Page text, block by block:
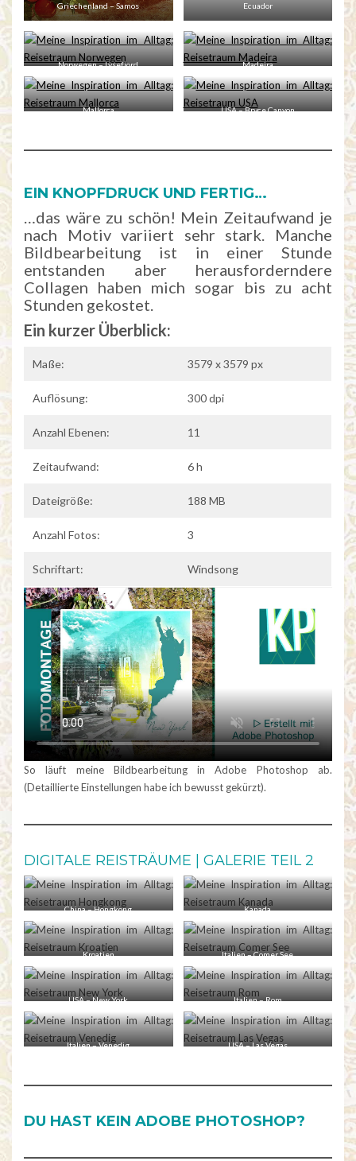
Griechenland – Samos Ecuador
Norwegen – Lysefjord Madeira
Mallorca USA – Bryce Canyon
EIN KNOPFDRUCK UND FERTIG…
…das wäre zu schön! Mein Zeitaufwand je
nach Motiv variiert sehr stark. Manche
Bildbearbeitung ist in einer Stunde
entstanden aber herausforderndere
Collagen haben mich sogar bis zu acht
Stunden gekostet.
Ein kurzer Überblick:
Maße: 3579 x 3579 px
Auflösung: 300 dpi
Anzahl Ebenen: 11
Zeitaufwand: 6 h
Dateigröße: 188 MB
Anzahl Fotos: 3
Schriftart: Windsong
So läuft meine Bildbearbeitung in Adobe Photoshop ab.
(Detaillierte Einstellungen habe ich bewusst gekürzt).
DIGITALE REISTRÄUME | GALERIE TEIL 2
China – Hongkong Kanada
Kroatien Italien – Comer See
USA – New York Italien – Rom
Italien – Venedig USA – Las Vegas
DU HAST KEIN ADOBE PHOTOSHOP?